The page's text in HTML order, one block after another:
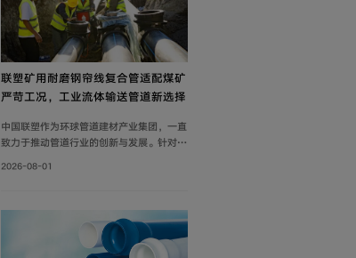
联塑矿用耐磨钢帘线复合管适配煤矿
严苛工况，工业流体输送管道新选择
中国联塑作为环球管道建材产业集团，一直
致力于推动管道行业的创新与发展。针对矿
域，为解决煤矿井下钢制管道腐蚀严重、维
由耐磨层、聚乙烯内管层、钢帘线增强层、
聚乙烯外管层复合而成。
2026-08-01